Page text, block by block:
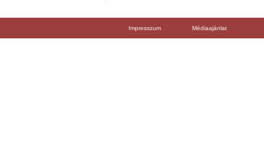
Impresszum Médiaajánlat